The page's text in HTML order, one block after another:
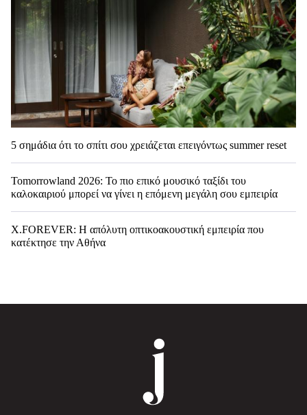
5 σημάδια ότι το σπίτι σου χρειάζεται επειγόντως summer reset
Tomorrowland 2026: Το πιο επικό μουσικό ταξίδι του
καλοκαιριού μπορεί να γίνει η επόμενη μεγάλη σου εμπειρία
X.FOREVER: Η απόλυτη οπτικοακουστική εμπειρία που
κατέκτησε την Αθήνα